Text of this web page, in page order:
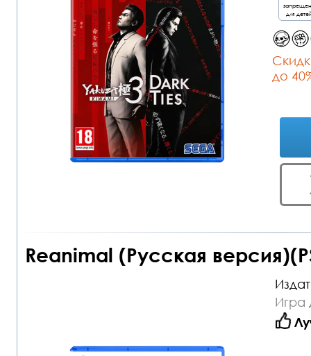
для
до
Reanimal (Русская
Игра